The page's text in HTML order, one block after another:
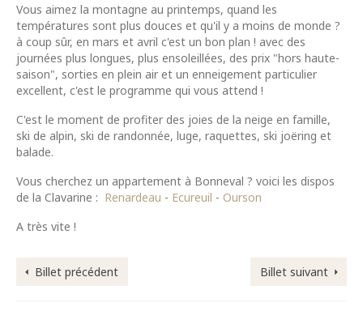
Vous aimez la montagne au printemps, quand les
températures sont plus douces et qu'il y a moins de monde ?
à coup sûr, en mars et avril c'est un bon plan ! avec des
journées plus longues, plus ensoleillées, des prix "hors haute-
saison", sorties en plein air et un enneigement particulier
excellent, c'est le programme qui vous attend !
C'est le moment de profiter des joies de la neige en famille,
ski de alpin, ski de randonnée, luge, raquettes, ski joëring et
balade.
Vous cherchez un appartement à Bonneval ? voici les dispos
de la Clavarine : Renardeau - Ecureuil - Ourson
A très vite !
Billet précédent Billet suivant